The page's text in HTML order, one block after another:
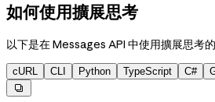
如何使用擴展思考
以下是在 Messages API 中使用擴展思考的
cURL CLI Python TypeScript C#
